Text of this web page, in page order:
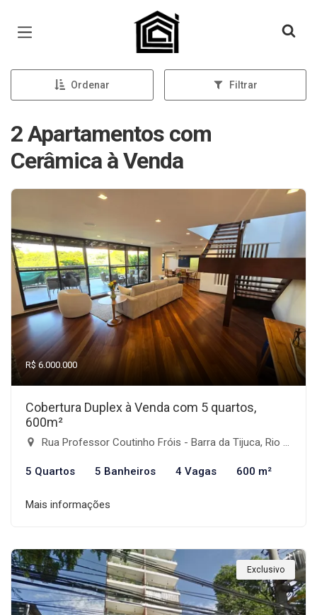
Página inicial
Ordenar Filtrar
2 Apartamentos com
Cerâmica à Venda
R$ 6.000.000
Cobertura Duplex à Venda com 5 quartos,
600m²
Rua Professor Coutinho Fróis - Barra da Tijuca, Rio de Janeiro-RJ
5 Quartos 5 Banheiros 4 Vagas 600 m²
Mais informações
Exclusivo